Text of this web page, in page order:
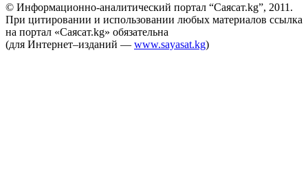
© Информационно-аналитический портал “Саясат.kg”, 2011.
При цитировании и использовании любых материалов ссылка
на портал «Саясат.kg» обязательна
(для Интернет–изданий — www.sayasat.kg)